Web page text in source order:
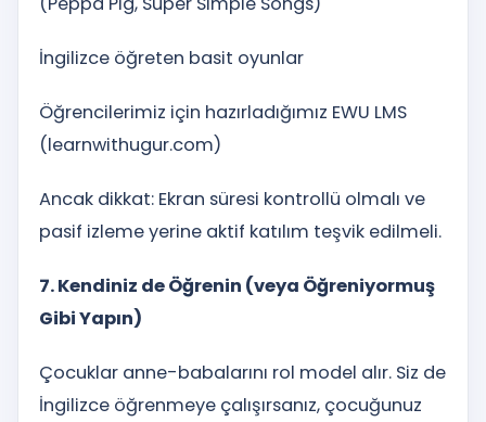
İngilizce öğreten basit oyunlar
Öğrencilerimiz için hazırladığımız EWU LMS
(learnwithugur.com)
Ancak dikkat: Ekran süresi kontrollü olmalı ve
pasif izleme yerine aktif katılım teşvik edilmeli.
7. Kendiniz de Öğrenin (veya Öğreniyormuş
Gibi Yapın)
Çocuklar anne-babalarını rol model alır. Siz de
İngilizce öğrenmeye çalışırsanız, çocuğunuz